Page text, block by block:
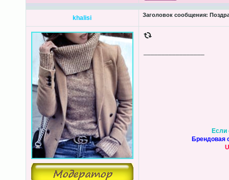
khalisi Заголовок сообщения:
Если
Брендовая